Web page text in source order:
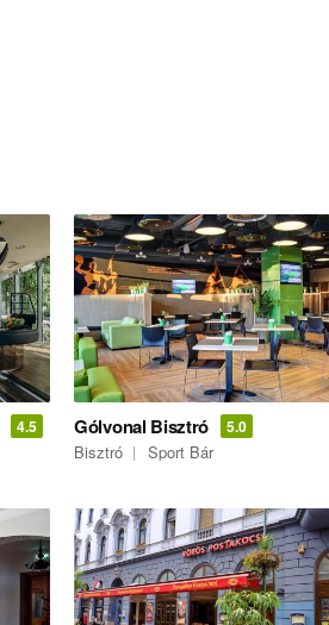
4.5 Gólvonal Bisztró 5.0
Bisztró Sport Bár